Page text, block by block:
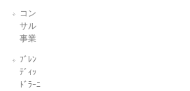
コン
サル
事業
ﾌﾞﾚﾝ
ﾃﾞｨｯ
ﾄﾞﾗｰﾆ